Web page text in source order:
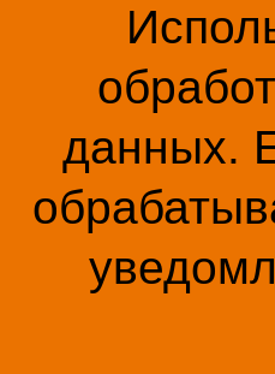
данных.